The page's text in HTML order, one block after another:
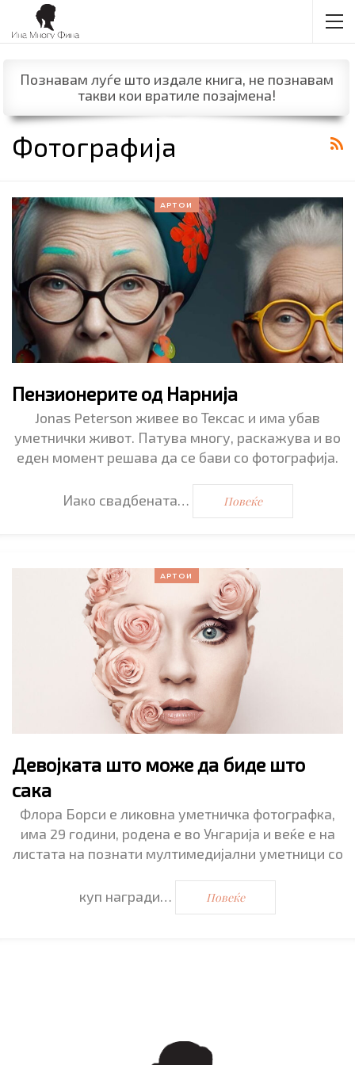
Познавам луѓе што издале книга, не познавам
такви кои вратиле позајмена!
Фотографија
АРТОИ
Пензионерите од Нарнија
Jonas Peterson живее во Тексас и има убав
уметнички живот. Патува многу, раскажува и во
еден момент решава да се бави со фотографија.
Иако свадбената… Повеќе
АРТОИ
Девојката што може да биде што
сака
Флора Борси е ликовна уметничка фотографка,
има 29 години, родена е во Унгарија и веќе е на
листата на познати мултимедијални уметници со
куп награди… Повеќе